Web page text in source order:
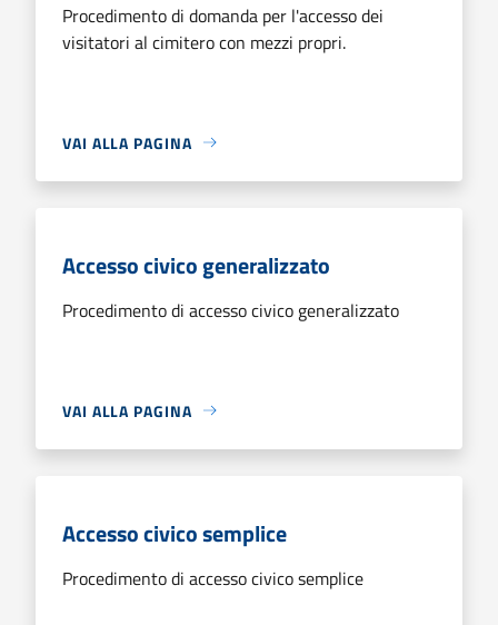
Procedimento di domanda per l'accesso dei
visitatori al cimitero con mezzi propri.
VAI ALLA PAGINA
Accesso civico generalizzato
Procedimento di accesso civico generalizzato
VAI ALLA PAGINA
Accesso civico semplice
Procedimento di accesso civico semplice